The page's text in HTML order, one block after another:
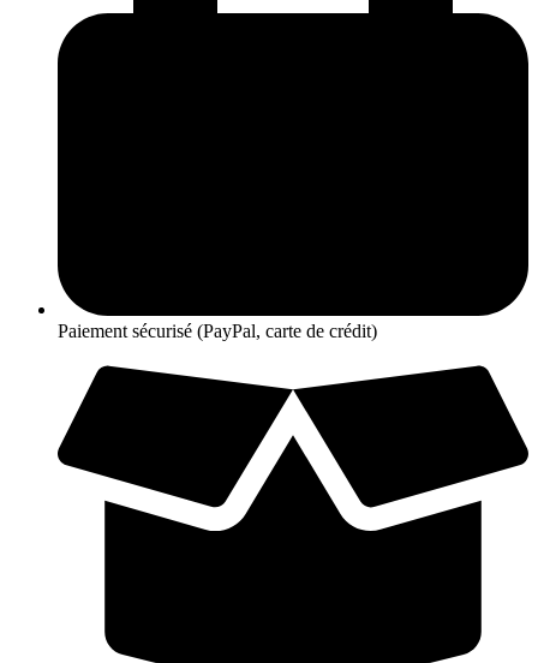
Paiement sécurisé (PayPal, carte de crédit)